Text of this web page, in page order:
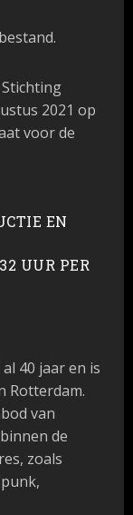
2021 op
voor de
EN
UUR PER
40 jaar en is
Rotterdam.
van
de
zoals